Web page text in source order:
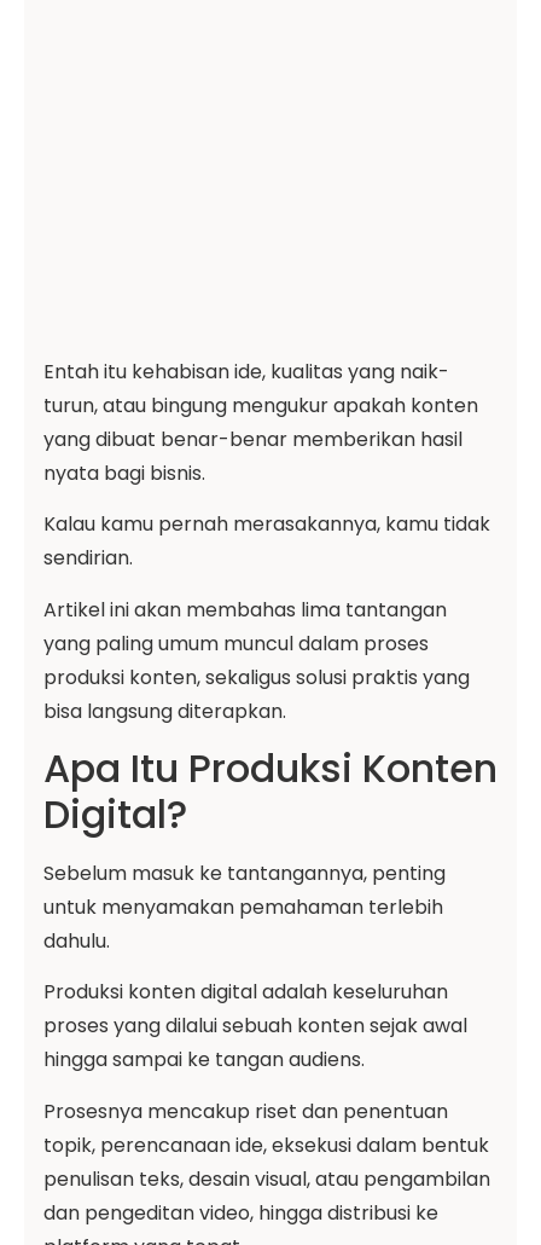
Entah itu kehabisan ide, kualitas yang naik-
turun, atau bingung mengukur apakah konten
yang dibuat benar-benar memberikan hasil
nyata bagi bisnis.
Kalau kamu pernah merasakannya, kamu tidak
sendirian.
Artikel ini akan membahas lima tantangan
yang paling umum muncul dalam proses
produksi konten, sekaligus solusi praktis yang
bisa langsung diterapkan.
Apa Itu Produksi Konten
Digital?
Sebelum masuk ke tantangannya, penting
untuk menyamakan pemahaman terlebih
dahulu.
Produksi konten digital adalah keseluruhan
proses yang dilalui sebuah konten sejak awal
hingga sampai ke tangan audiens.
Prosesnya mencakup riset dan penentuan
topik, perencanaan ide, eksekusi dalam bentuk
penulisan teks, desain visual, atau pengambilan
dan pengeditan video, hingga distribusi ke